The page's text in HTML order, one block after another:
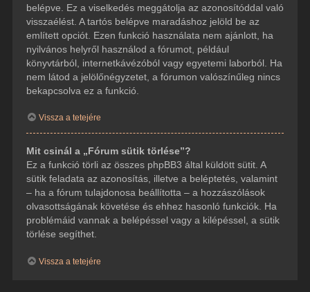
belépve. Ez a viselkedés meggátolja az azonosítóddal való
visszaélést. A tartós belépve maradáshoz jelöld be az
említett opciót. Ezen funkció használata nem ajánlott, ha
nyilvános helyről használod a fórumot, például
könyvtárból, internetkávézóból vagy egyetemi laborból. Ha
nem látod a jelölőnégyzetet, a fórumon valószínűleg nincs
bekapcsolva ez a funkció.
Vissza a tetejére
Mit csinál a „Fórum sütik törlése”?
Ez a funkció törli az összes phpBB3 által küldött sütit. A
sütik feladata az azonosítás, illetve a beléptetés, valamint
– ha a fórum tulajdonosa beállította – a hozzászólások
olvasottságának követése és ehhez hasonló funkciók. Ha
problémáid vannak a belépéssel vagy a kilépéssel, a sütik
törlése segíthet.
Vissza a tetejére